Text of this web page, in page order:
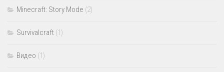
Minecraft: Story Mode (2)
Survivalcraft (1)
Видео (1)